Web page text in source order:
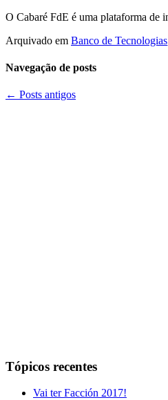
O Cabaré FdE é uma plataforma de
Arquivado em Banco de Tecnologias
Navegação de posts
← Posts antigos
Tópicos recentes
Vai ter Facción 2017!